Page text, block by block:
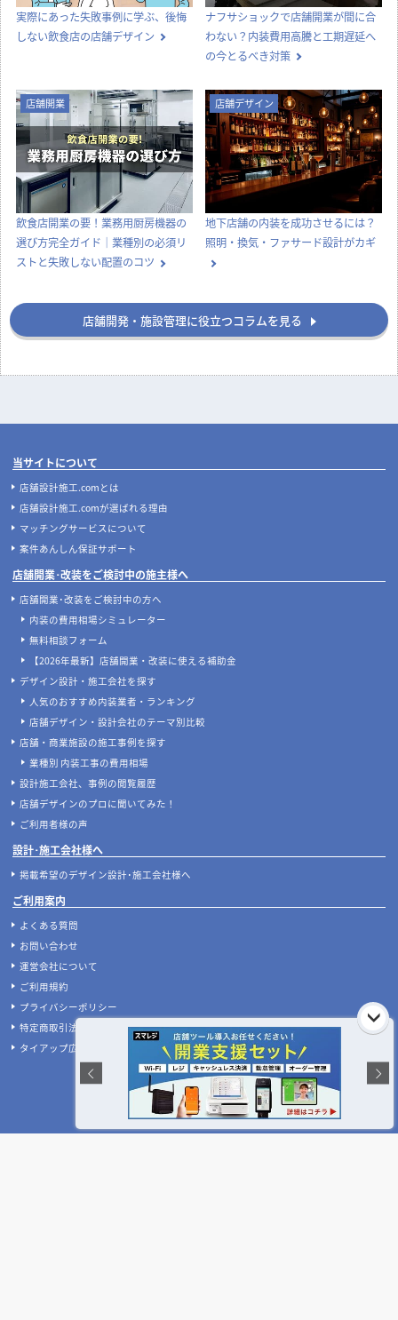
実際にあった失敗事例に学ぶ、後悔
しない飲食店の店舗デザイン
ナフサショックで店舗開業が間に合
わない？内装費用高騰と工期遅延へ
の今とるべき対策
店舗開業
飲食店開業の要！業務用厨房機器の
選び方完全ガイド｜業種別の必須リ
ストと失敗しない配置のコツ
店舗デザイン
地下店舗の内装を成功させるには？
照明・換気・ファサード設計がカギ
店舗開発・施設管理に役立つコラムを見る
当サイトについて
店舗設計施工.comとは
店舗設計施工.comが選ばれる理由
マッチングサービスについて
案件あんしん保証サポート
店舗開業･改装をご検討中の施主様へ
店舗開業･改装をご検討中の方へ
内装の費用相場シミュレーター
無料相談フォーム
【2026年最新】店舗開業・改装に使える補助金
デザイン設計・施工会社を探す
人気のおすすめ内装業者・ランキング
店舗デザイン・設計会社のテーマ別比較
店舗・商業施設の施工事例を探す
業種別 内装工事の費用相場
設計施工会社、事例の閲覧履歴
店舗デザインのプロに聞いてみた！
ご利用者様の声
設計･施工会社様へ
掲載希望のデザイン設計･施工会社様へ
ご利用案内
よくある質問
お問い合わせ
運営会社について
ご利用規約
プライバシーポリシー
特定商取引法に基づく表記
タイアップ広告のご案内
お急ぎの方はお電話をどうぞ!
受付時間:平日10:00～17:00(土日祝休)